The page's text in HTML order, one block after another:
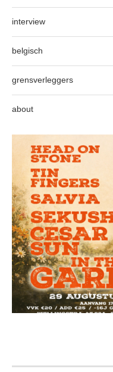
interview
belgisch
grensverleggers
about